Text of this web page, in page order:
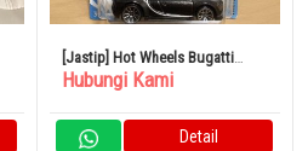
[Jastip] Hot Wheels Bugatti
Chiron
Hubungi Kami
Detail